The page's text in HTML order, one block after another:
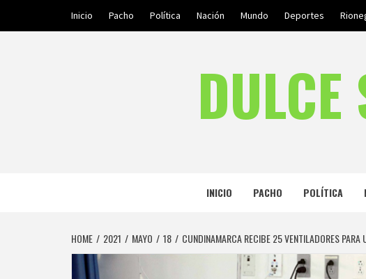
Inicio Pacho Política Nación Mundo Deportes
INICIO PACHO POLÍTICA
HOME 2021 MAYO 18 CUNDINAMARCA RECIBE 25 VENTILADORES PARA